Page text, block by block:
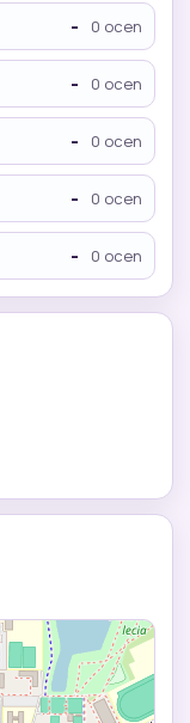
- 0 ocen
- 0 ocen
- 0 ocen
- 0 ocen
- 0 ocen